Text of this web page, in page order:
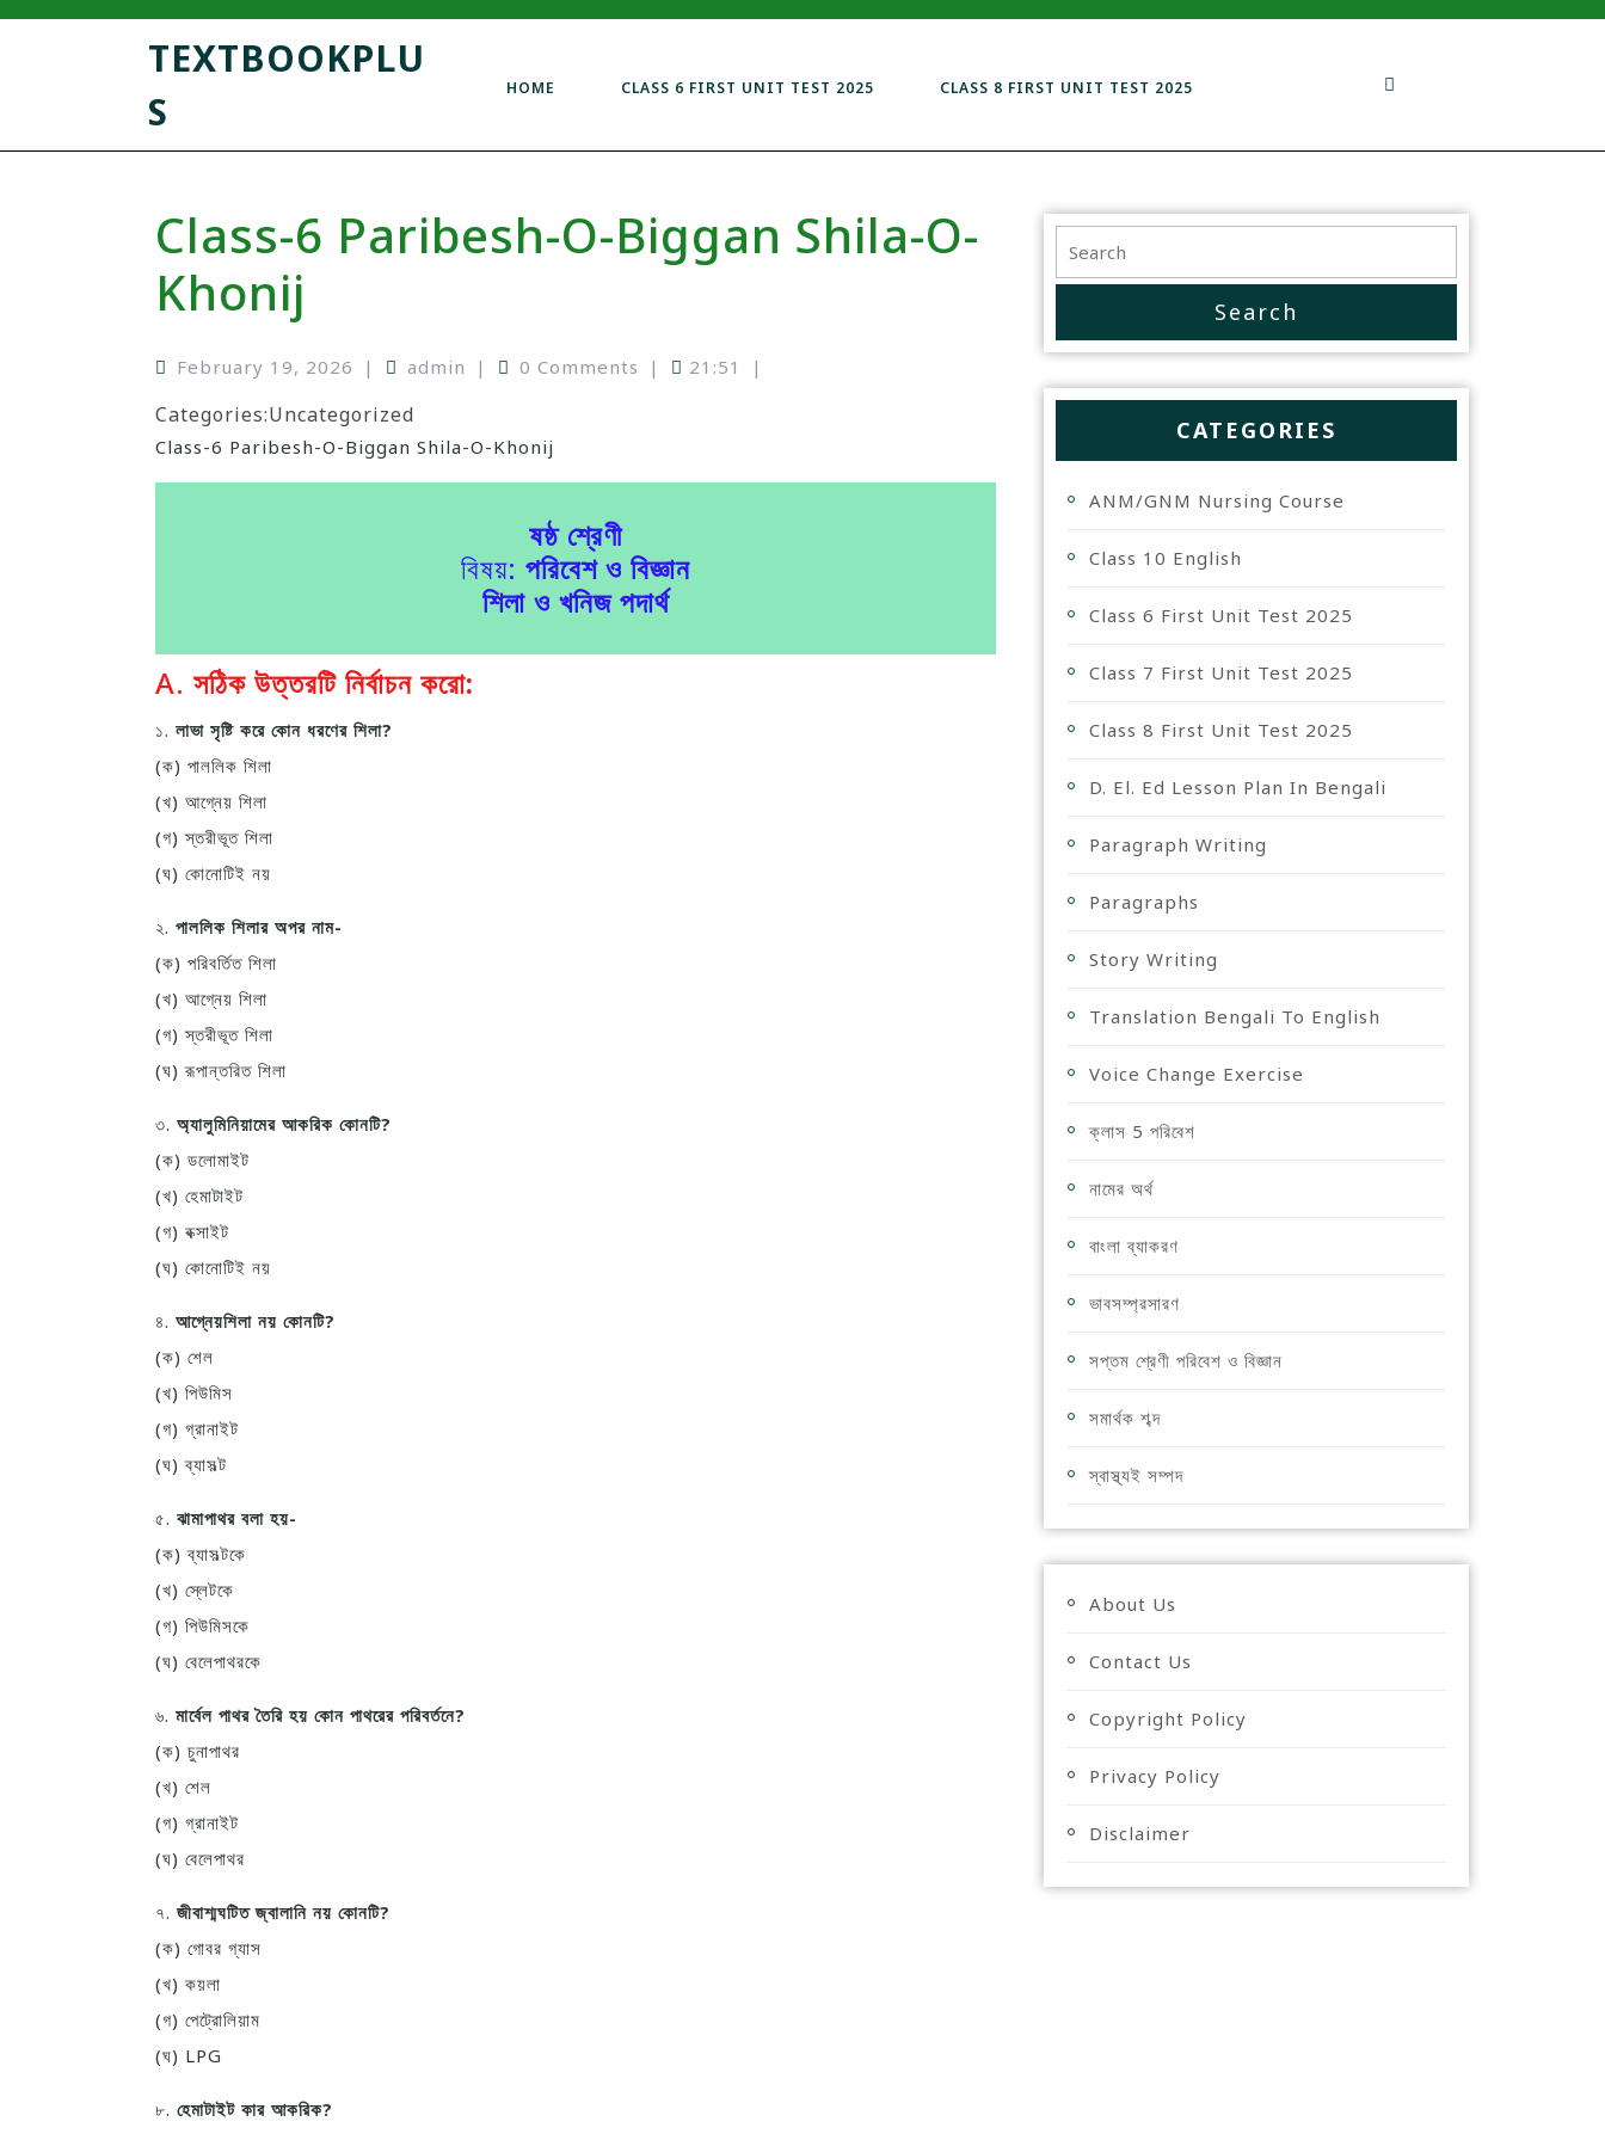
TEXTBOOKPLU
S
HOME CLASS 6 FIRST UNIT TEST 2025 CLASS 8 FIRST UNIT TEST 2025
Class-6 Paribesh-O-Biggan Shila-O-
Khonij
February 19, 2026 | admin | 0 Comments | 21:51 |
Categories:Uncategorized
Class-6 Paribesh-O-Biggan Shila-O-Khonij
ষষ্ঠ শ্রেণী
বিষয়: পরিবেশ ও বিজ্ঞান
শিলা ও খনিজ পদার্থ
A. সঠিক উত্তরটি নির্বাচন করো:
১. লাভা সৃষ্টি করে কোন ধরণের শিলা?
(ক) পাললিক শিলা
(খ) আগ্নেয় শিলা
(গ) স্তরীভূত শিলা
(ঘ) কোনোটিই নয়
২. পাললিক শিলার অপর নাম-
(ক) পরিবর্তিত শিলা
(খ) আগ্নেয় শিলা
(গ) স্তরীভূত শিলা
(ঘ) রূপান্তরিত শিলা
৩. অ্যালুমিনিয়ামের আকরিক কোনটি?
(ক) ডলোমাইট
(খ) হেমাটাইট
(গ) বক্সাইট
(ঘ) কোনোটিই নয়
৪. আগ্নেয়শিলা নয় কোনটি?
(ক) শেল
(খ) পিউমিস
(গ) গ্রানাইট
(ঘ) ব্যাসল্ট
৫. ঝামাপাথর বলা হয়-
(ক) ব্যাসল্টকে
(খ) স্লেটকে
(গ) পিউমিসকে
(ঘ) বেলেপাথরকে
৬. মার্বেল পাথর তৈরি হয় কোন পাথরের পরিবর্তনে?
(ক) চুনাপাথর
(খ) শেল
(গ) গ্রানাইট
(ঘ) বেলেপাথর
৭. জীবাশ্মঘটিত জ্বালানি নয় কোনটি?
(ক) গোবর গ্যাস
(খ) কয়লা
(গ) পেট্রোলিয়াম
(ঘ) LPG
৮. হেমাটাইট কার আকরিক?
CATEGORIES
ANM/GNM Nursing Course
Class 10 English
Class 6 First Unit Test 2025
Class 7 First Unit Test 2025
Class 8 First Unit Test 2025
D. El. Ed Lesson Plan In Bengali
Paragraph Writing
Paragraphs
Story Writing
Translation Bengali To English
Voice Change Exercise
ক্লাস 5 পরিবেশ
নামের অর্থ
বাংলা ব্যাকরণ
ভাবসম্প্রসারণ
সপ্তম শ্রেণী পরিবেশ ও বিজ্ঞান
সমার্থক শব্দ
স্বাস্থ্যই সম্পদ
About Us
Contact Us
Copyright Policy
Privacy Policy
Disclaimer